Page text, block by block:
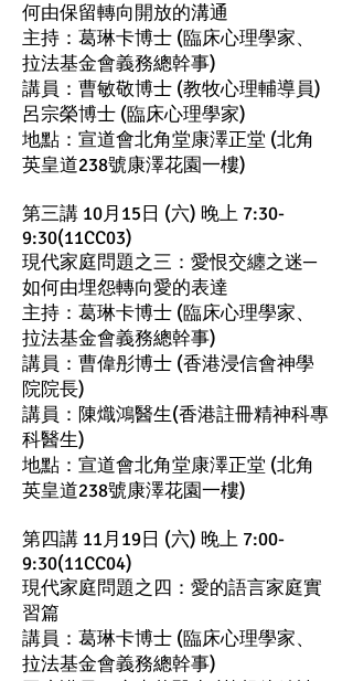
何由保留轉向開放的溝通
主持：葛琳卡博士 (臨床心理學家、
拉法基金會義務總幹事)
講員：曹敏敬博士 (教牧心理輔導員)
呂宗榮博士 (臨床心理學家)
地點：宣道會北角堂康澤正堂 (北角
英皇道238號康澤花園一樓)
第三講 10月15日 (六) 晚上 7:30-
9:30(11CC03)
現代家庭問題之三：愛恨交纏之迷─
如何由埋怨轉向愛的表達
主持：葛琳卡博士 (臨床心理學家、
拉法基金會義務總幹事)
講員：曹偉彤博士 (香港浸信會神學
院院長)
講員：陳熾鴻醫生(香港註冊精神科專
科醫生)
地點：宣道會北角堂康澤正堂 (北角
英皇道238號康澤花園一樓)
第四講 11月19日 (六) 晚上 7:00-
9:30(11CC04)
現代家庭問題之四：愛的語言家庭實
習篇
講員：葛琳卡博士 (臨床心理學家、
拉法基金會義務總幹事)